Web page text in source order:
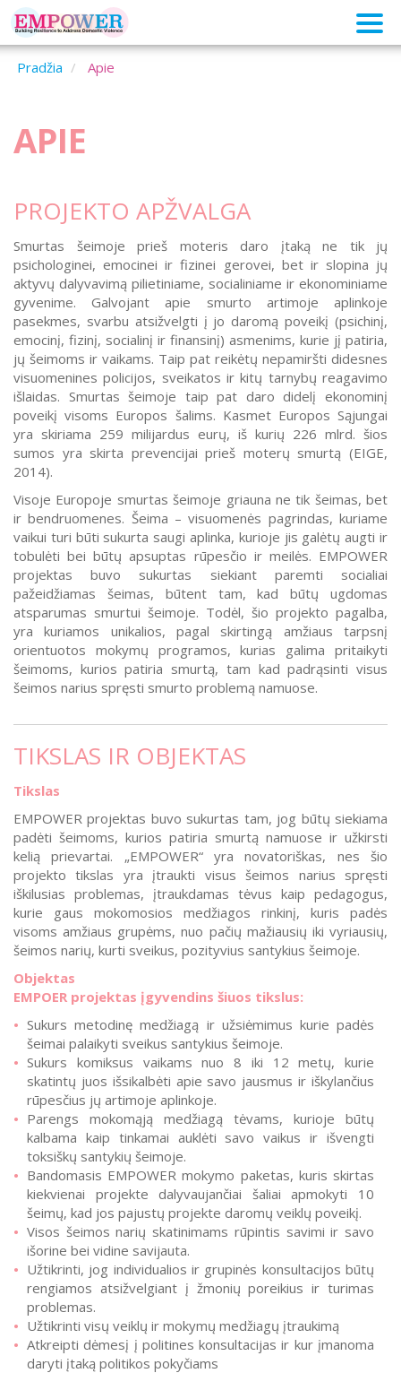
Pradžia Apie
APIE
PROJEKTO APŽVALGA
Smurtas šeimoje prieš moteris daro įtaką ne tik jų
psichologinei, emocinei ir fizinei gerovei, bet ir slopina jų
aktyvų dalyvavimą pilietiniame, socialiniame ir ekonominiame
gyvenime. Galvojant apie smurto artimoje aplinkoje
pasekmes, svarbu atsižvelgti į jo daromą poveikį (psichinį,
emocinį, fizinį, socialinį ir finansinį) asmenims, kurie jį patiria,
jų šeimoms ir vaikams. Taip pat reikėtų nepamiršti didesnes
visuomenines policijos, sveikatos ir kitų tarnybų reagavimo
išlaidas. Smurtas šeimoje taip pat daro didelį ekonominį
poveikį visoms Europos šalims. Kasmet Europos Sąjungai
yra skiriama 259 milijardus eurų, iš kurių 226 mlrd. šios
sumos yra skirta prevencijai prieš moterų smurtą (EIGE,
2014).
Visoje Europoje smurtas šeimoje griauna ne tik šeimas, bet
ir bendruomenes. Šeima – visuomenės pagrindas, kuriame
vaikui turi būti sukurta saugi aplinka, kurioje jis galėtų augti ir
tobulėti bei būtų apsuptas rūpesčio ir meilės. EMPOWER
projektas buvo sukurtas siekiant paremti socialiai
pažeidžiamas šeimas, būtent tam, kad būtų ugdomas
atsparumas smurtui šeimoje. Todėl, šio projekto pagalba,
yra kuriamos unikalios, pagal skirtingą amžiaus tarpsnį
orientuotos mokymų programos, kurias galima pritaikyti
šeimoms, kurios patiria smurtą, tam kad padrąsinti visus
šeimos narius spręsti smurto problemą namuose.
TIKSLAS IR OBJEKTAS
Tikslas
EMPOWER projektas buvo sukurtas tam, jog būtų siekiama
padėti šeimoms, kurios patiria smurtą namuose ir užkirsti
kelią prievartai. „EMPOWER“ yra novatoriškas, nes šio
projekto tikslas yra įtraukti visus šeimos narius spręsti
iškilusias problemas, įtraukdamas tėvus kaip pedagogus,
kurie gaus mokomosios medžiagos rinkinį, kuris padės
visoms amžiaus grupėms, nuo pačių mažiausių iki vyriausių,
šeimos narių, kurti sveikus, pozityvius santykius šeimoje.
Objektas
EMPOER projektas įgyvendins šiuos tikslus:
Sukurs metodinę medžiagą ir užsiėmimus kurie padės
šeimai palaikyti sveikus santykius šeimoje.
Sukurs komiksus vaikams nuo 8 iki 12 metų, kurie
skatintų juos išsikalbėti apie savo jausmus ir iškylančius
rūpesčius jų artimoje aplinkoje.
Parengs mokomąją medžiagą tėvams, kurioje būtų
kalbama kaip tinkamai auklėti savo vaikus ir išvengti
toksiškų santykių šeimoje.
Bandomasis EMPOWER mokymo paketas, kuris skirtas
kiekvienai projekte dalyvaujančiai šaliai apmokyti 10
šeimų, kad jos pajustų projekte daromų veiklų poveikį.
Visos šeimos narių skatinimams rūpintis savimi ir savo
išorine bei vidine savijauta.
Užtikrinti, jog individualios ir grupinės konsultacijos būtų
rengiamos atsižvelgiant į žmonių poreikius ir turimas
problemas.
Užtikrinti visų veiklų ir mokymų medžiagų įtraukimą
Atkreipti dėmesį į politines konsultacijas ir kur įmanoma
daryti įtaką politikos pokyčiams